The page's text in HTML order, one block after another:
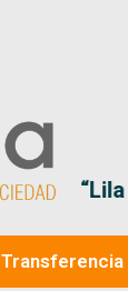
Transferencia